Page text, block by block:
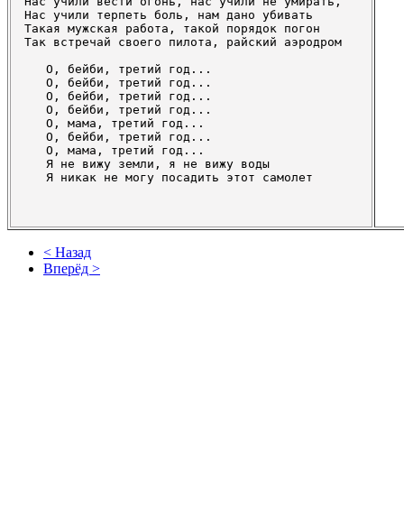
Нас учили терпеть боль, нам дано убивать
Такая мужская работа, такой порядок погон
Так встречай своего пилота, райский аэродром
   О, бейби, третий год...
   О, бейби, третий год...
   О, бейби, третий год...
   О, бейби, третий год...
   О, мама, третий год...
   О, бейби, третий год...
   О, мама, третий год...
   Я не вижу земли, я не вижу воды
   Я никак не могу посадить этот самолет
< Назад
Вперёд >